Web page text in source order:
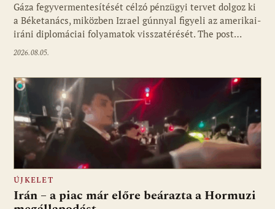
Gáza fegyvermentesítését célzó pénzügyi tervet dolgoz ki
a Béketanács, miközben Izrael gúnnyal figyeli az amerikai-
iráni diplomáciai folyamatok visszatérését. The post…
2026.08.05.
ÚJKELET
Irán – a piac már előre beárazta a Hormuzi